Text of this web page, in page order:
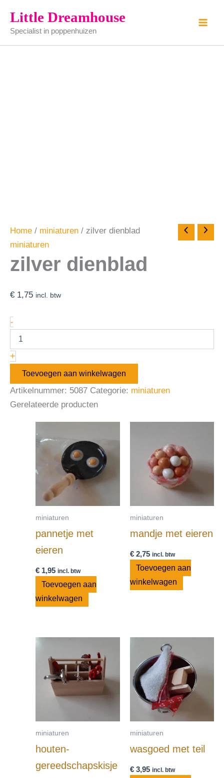
naar
inhoud
Little Dreamhouse
Specialist in poppenhuizen
Home / miniaturen / zilver dienblad
miniaturen
zilver dienblad
€ 1,75 incl. btw
-
dienblad
aantal
+
Toevoegen aan winkelwagen
Artikelnummer: 5087 Categorie: miniaturen
Gerelateerde producten
miniaturen
pannetje met
eieren
€ 1,95 incl. btw
Toevoegen aan
winkelwagen
miniaturen
mandje met eieren
€2,75 incl. btw
Toevoegen aan
winkelwagen
miniaturen
houten-
gereedschapskisje
miniaturen
wasgoed met teil
€3,95 incl. btw